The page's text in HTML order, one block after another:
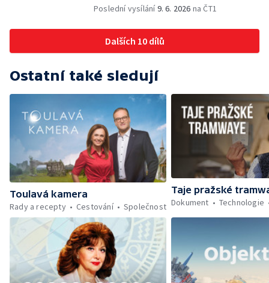
od smrti Františka Palackého —
Poslední vysílání9. 6. 2026 na ČT1
Dalších 10 dílů
Ostatní také sledují
Toulavá kamera
Rady a recepty
Cestování Společnost
Taje pražské
Dokument
Technologie